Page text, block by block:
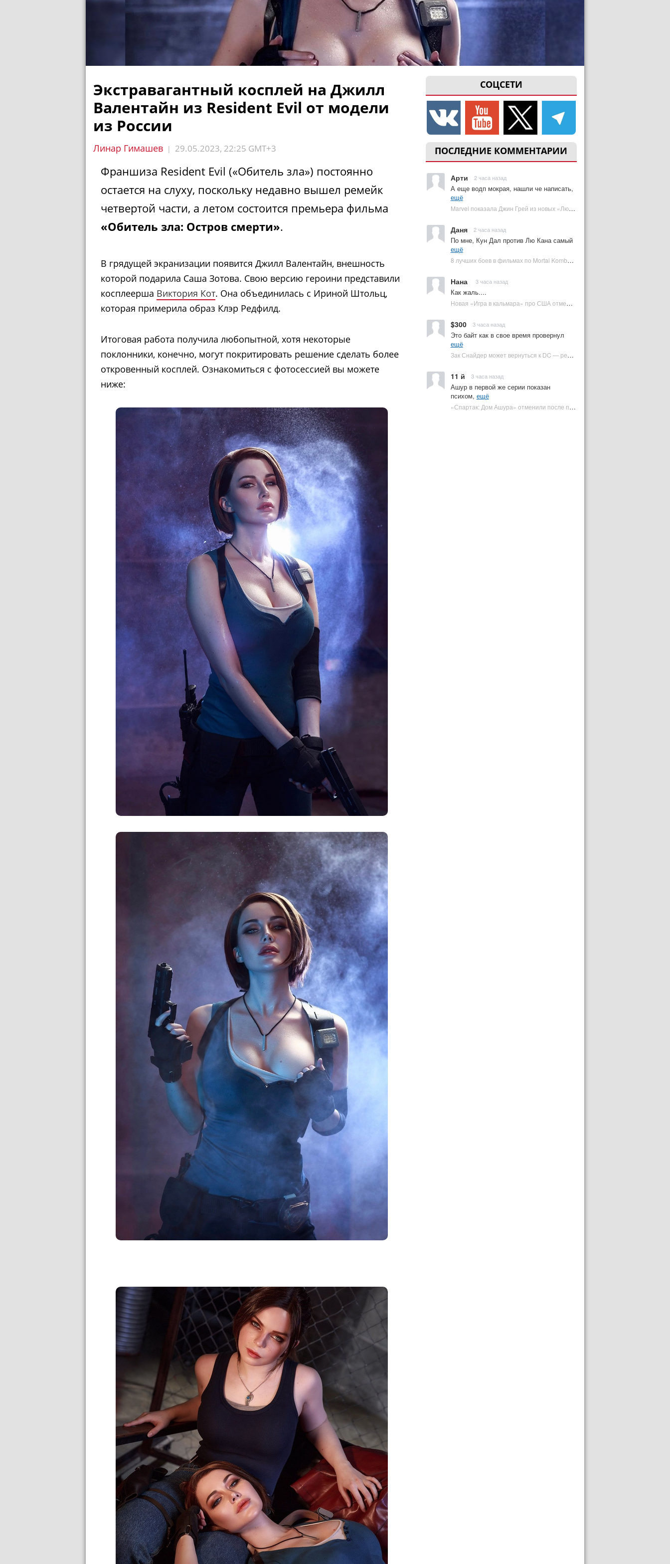
СОЦСЕТИ
ПОСЛЕДНИЕ КОММЕНТАРИИ
Арти 2 часа назад
А еще водп мокрая, нашли че написать,
ещё
Marvel показала Джин Грей из новых «Людей Икс» | Plugged In Ru
Даня 2 часа назад
По мне, Кун Дал против Лю Кана самый
ещё
8 лучших боев в фильмах по Mortal Kombat: от «Смертельной битвы» до «Мортал Комбат 2» | Plugged In Ru
Нана 3 часа назад
Как жаль....
Новая «Игра в кальмара» про США отменена | Plugged In Ru
$300 3 часа назад
Это байт как в свое время провернул
ещё
Зак Снайдер может вернуться к DC — режиссер общался с Warner Bros. (фото) | Plugged In Ru
11 й 3 часа назад
Ашур в первой же серии показан
психом, ещё
«Спартак: Дом Ашура» отменили после первого сезона | Plugged In Ru
Экстравагантный косплей на Джилл
Валентайн из Resident Evil от модели
из России
Линар Гимашев | 29.05.2023, 22:25 GMT+3
Франшиза Resident Evil («Обитель зла») постоянно
остается на слуху, поскольку недавно вышел ремейк
четвертой части, а летом состоится премьера фильма
«Обитель зла: Остров смерти».
В грядущей экранизации появится Джилл Валентайн, внешность
которой подарила Саша Зотова. Свою версию героини представили
косплеерша Виктория Кот. Она объединилась с Ириной Штольц,
которая примерила образ Клэр Редфилд.
Итоговая работа получила любопытной, хотя некоторые
поклонники, конечно, могут покритировать решение сделать более
откровенный косплей. Ознакомиться с фотосессией вы можете
ниже: